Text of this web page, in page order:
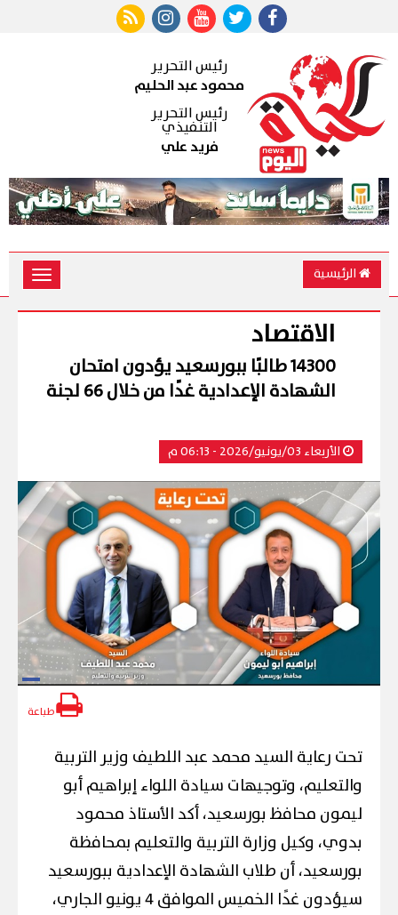
رئيس التحرير
محمود عبد الحليم
رئيس التحرير
التنفيذي
فريد علي
الرئيسية
Toggle
الاقتصاد
14300 طالبًا ببورسعيد يؤدون امتحان
الشهادة الإعدادية غدًا من خلال 66 لجنة
الأربعاء 03/يونيو/2026 - 06:13 م
طباعة
تحت رعاية السيد محمد عبد اللطيف وزير التربية
والتعليم، وتوجيهات سيادة اللواء إبراهيم أبو
ليمون محافظ بورسعيد، أكد الأستاذ محمود
بدوي، وكيل وزارة التربية والتعليم بمحافظة
بورسعيد، أن طلاب الشهادة الإعدادية ببورسعيد
سيؤدون غدًا الخميس الموافق 4 يونيو الجاري،